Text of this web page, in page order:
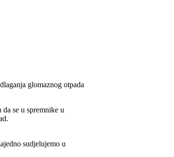
glomaznog otpada
se u spremnike u
sudjelujemo u